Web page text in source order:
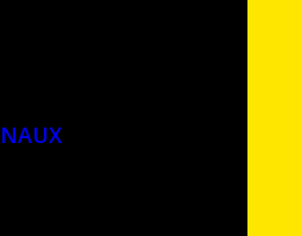
équipe, Challenge
2024 (1er tour), porté
gardien –
historique